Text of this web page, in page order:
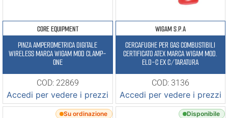
CORE EQUIPMENT
PINZA AMPEROMETRICA DIGITALE
WIRELESS MARCA WIGAM MOD CLAMP-
ONE
COD: 22869
Accedi per vedere i prezzi
WIGAM S.P.A
CERCAFUGHE PER GAS COMBUSTIBILI
CERTIFICATO ATEX MARCA WIGAM MOD.
ELD-C EX C/TARATURA
COD: 3136
Accedi per vedere i prezzi
Su ordinazione Disponibile